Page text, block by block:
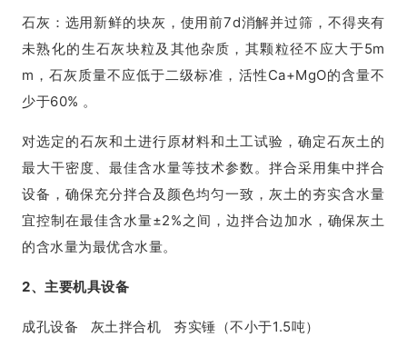
石灰：选用新鲜的块灰，使用前7d消解并过筛，不得夹有
未熟化的生石灰块粒及其他杂质，其颗粒径不应大于5m
m，石灰质量不应低于二级标准，活性Ca+MgO的含量不
少于60% 。
对选定的石灰和土进行原材料和土工试验，确定石灰土的
最大干密度、最佳含水量等技术参数。拌合采用集中拌合
设备，确保充分拌合及颜色均匀一致，灰土的夯实含水量
宜控制在最佳含水量±2%之间，边拌合边加水，确保灰土
的含水量为最优含水量。
2、主要机具设备
成孔设备 灰土拌合机 夯实锤（不小于1.5吨）